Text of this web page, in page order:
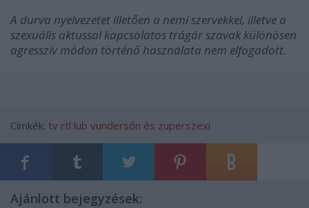
A durva nyelvezetet illetően a nemi szervekkel, illetve a
szexuális aktussal kapcsolatos trágár szavak különösen
agresszív módon történő használata nem elfogadott.
Címkék: tv rtl lub vundersőn és zuperszexi
Ajánlott bejegyzések: